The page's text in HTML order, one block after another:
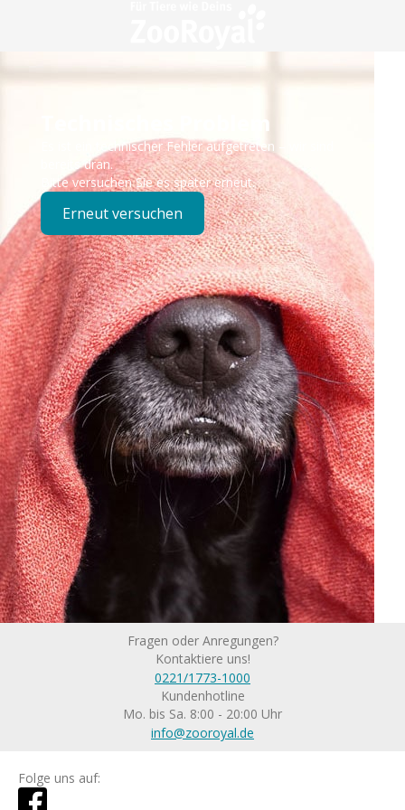
Technisches Problem
Es ist ein technischer Fehler aufgetreten – wir sind
bereits dran.
Bitte versuchen Sie es später erneut.
Erneut versuchen
Fragen oder Anregungen?
Kontaktiere uns!
0221/1773-1000
Kundenhotline
Mo. bis Sa. 8:00 - 20:00 Uhr
info@zooroyal.de
Folge uns auf: